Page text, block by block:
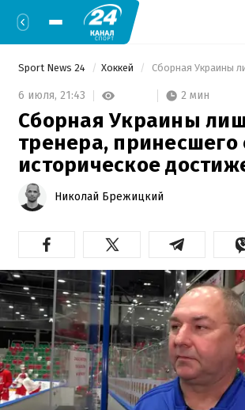
Sport News 24 Хоккей
6 июля, 21:43 2 мин
Сборная Украины
тренера, принесшего
историческое
Николай Брежицкий